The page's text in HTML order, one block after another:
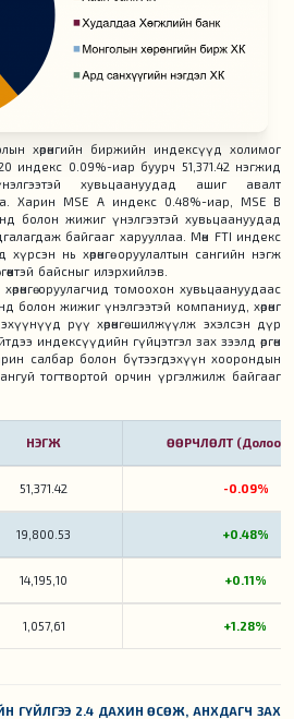
хөрөнгийн биржийн индексүүд холимог
индекс 0.09%-иар буурч 51,371.42 нэгжид
хувьцаануудад ашиг авалт
Харин MSE A индекс 0.48%-иар, MSE B
болон жижиг үнэлгээтэй хувьцаануудад
байгааг харууллаа. Мөн FTI индекс
хүрсэн нь хөрөнгө оруулалтын сангийн нэгж
байсныг илэрхийлэв.
хөрөнгө оруулагчид томоохон хувьцаануудаас
жижиг үнэлгээтэй компаниуд, хөрөнгө
рүү хөрөнгө шилжүүлж эхэлсэн дүр
индексүүдийн гүйцэтгэл зах зээлд өргөн
салбар болон бүтээгдэхүүн хоорондын
тогтвортой орчин үргэлжилж байгааг
НЭГЖ ӨӨРЧЛӨЛТ (Долоо
51,371.42 -0.09%
19,800.53 +0.48%
14,195,10 +0.11%
1,057,61 +1.28%
ГҮЙЛГЭЭ 2.4 ДАХИН ӨСӨЖ, АНХДАГЧ ЗАХ